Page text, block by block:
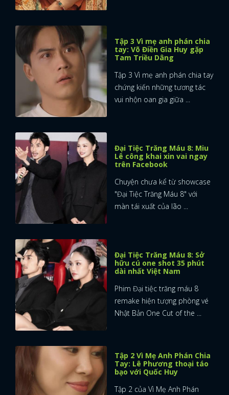
Tập 3 Vì mẹ anh phán chia
tay: Võ Điền Gia Huy gặp
Tam Triều Dâng
Tập 3 Vì mẹ anh phán chia tay
chứng kiến những tương tác
vui nhộn oan gia giữa ...
Đại Tiệc Trăng Máu 8: Miu
Lê công khai xin vai ngay
trên Facebook
Chuyện chưa kể từ showcase
"Đại Tiệc Trăng Máu 8" với
màn tái xuất của lão ...
Đại Tiệc Trăng Máu 8: Sở
hữu cú one shot 35 phút
dài nhất Việt Nam
Phim Đại tiệc trăng máu 8
remake hiện tượng phòng vé
Nhật Bản One Cut of the ...
Tập 2 Vì Mẹ Anh Phán Chia
Tay: Lê Phương thoại táo
bạo với Quốc Huy
Tập 2 của Vì Mẹ Anh Phán